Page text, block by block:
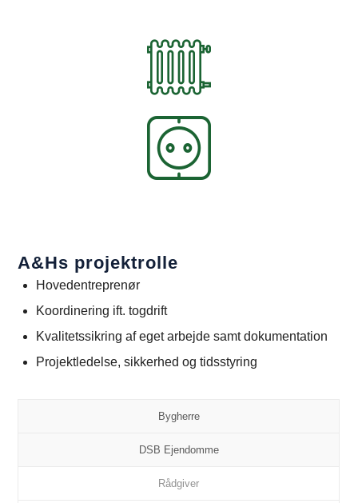
A&Hs projektrolle
Hovedentreprenør
Koordinering ift. togdrift
Kvalitetssikring af eget arbejde samt dokumentation
Projektledelse, sikkerhed og tidsstyring
Bygherre
DSB Ejendomme
Rådgiver